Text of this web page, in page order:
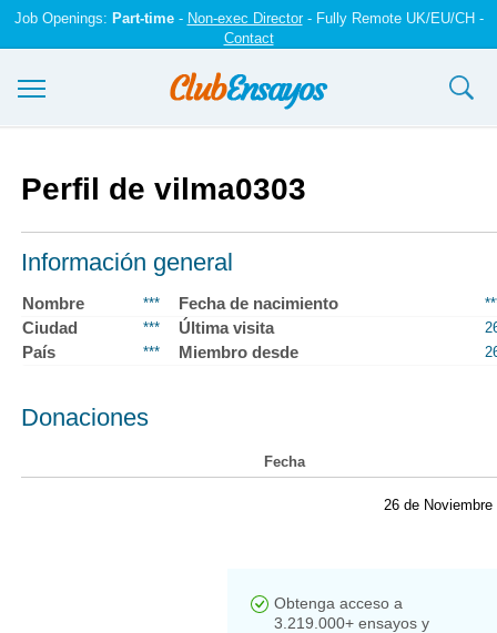
Job Openings: Part-time- Non-exec Director- Fully Remote UK/EU/CH -
Contact
Registrarse
Iniciar sesión
Contáctenos
Perfil de vilma0303
Información general
Nombre *** Fecha de nacimiento
Ciudad *** Última visita
País *** Miembro desde
Donaciones
Fecha
26 de Noviembre
Obtenga acceso a
3.219.000+ ensayos y